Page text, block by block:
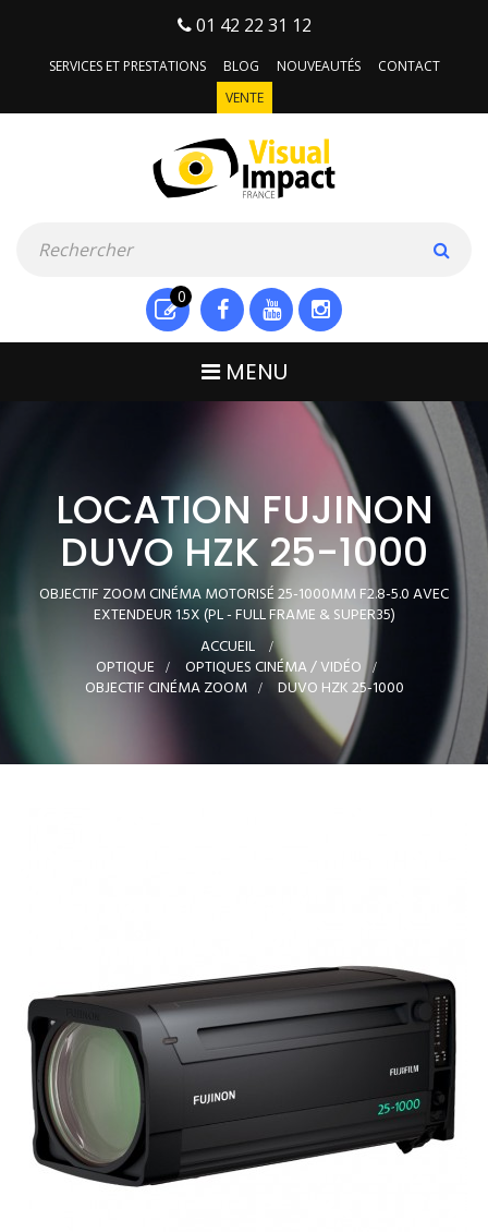
01 42 22 31 12
SERVICES ET PRESTATIONS BLOG NOUVEAUTÉS
CONTACT
VENTE
0
MENU
LOCATION FUJINON
DUVO HZK 25-1000
OBJECTIF ZOOM CINÉMA MOTORISÉ 25-1000MM F2.8-5.0 AVEC
EXTENDEUR 1.5X (PL - FULL FRAME & SUPER35)
ACCUEIL >
OPTIQUE > OPTIQUES CINÉMA / VIDÉO >
OBJECTIF CINÉMA ZOOM > DUVO HZK 25-1000